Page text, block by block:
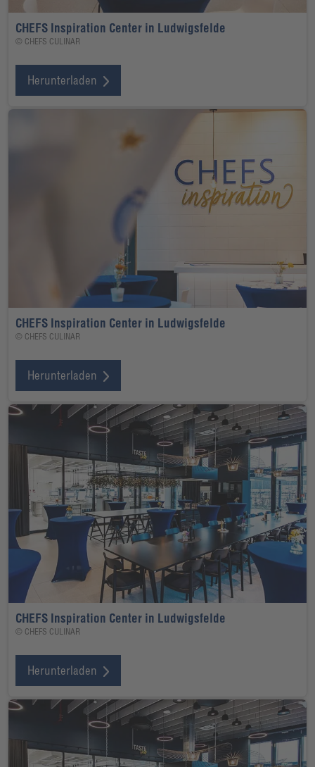
CHEFS Inspiration Center in Ludwigsfelde
© CHEFS CULINAR
Herunterladen
CHEFS Inspiration Center in Ludwigsfelde
© CHEFS CULINAR
Herunterladen
CHEFS Inspiration Center in Ludwigsfelde
© CHEFS CULINAR
Herunterladen